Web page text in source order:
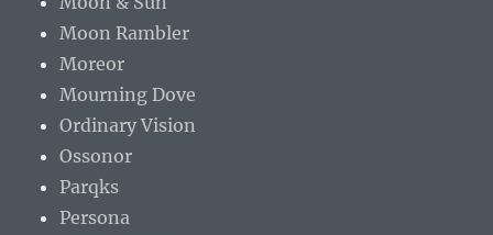
Moon Rambler
Moreor
Mourning Dove
Ordinary Vision
Ossonor
Parqks
Persona